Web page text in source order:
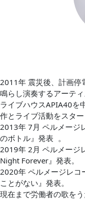
2011年 震災後、計画停
鳴らし演奏するアーティ
ライブハウスAPIA40を
作とライブ活動をスター
2013年 7月 ペルメージ
のボトル』発表 。
2019年 2月 ペルメージ
Night Forever』発表。
2020年 ペルメージレコ
ことがない』発表。
現在まで労働者の歌をう